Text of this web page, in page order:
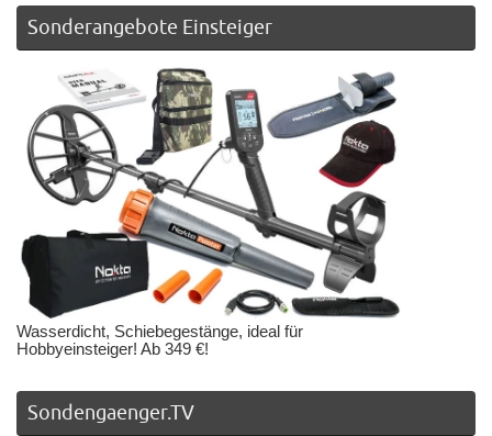
Sonderangebote Einsteiger
Wasserdicht, Schiebegestänge, ideal für
Hobbyeinsteiger! Ab 349 €!
Sondengaenger.TV